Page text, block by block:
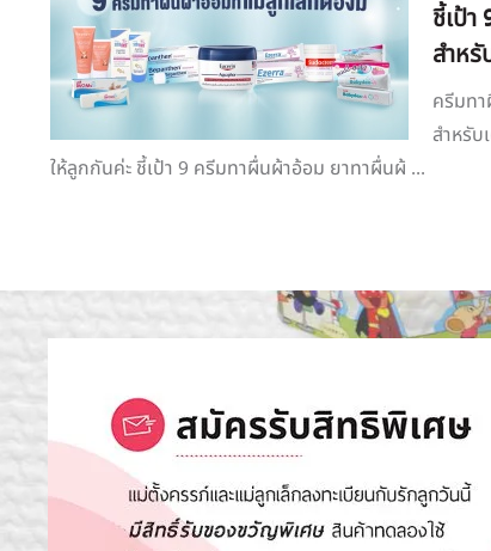
ชี้เป้
สำหรั
ครีมท
สำหรั
ให้ลูกกันค่ะ ชี้เป้า 9 ครีมทาผื่นผ้าอ้อม ยาทาผื่นผ้ ...